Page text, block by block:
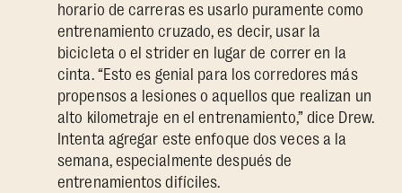
horario de carreras es usarlo puramente como
entrenamiento cruzado, es decir, usar la
bicicleta o el strider en lugar de correr en la
cinta. “Esto es genial para los corredores más
propensos a lesiones o aquellos que realizan un
alto kilometraje en el entrenamiento,” dice Drew.
Intenta agregar este enfoque dos veces a la
semana, especialmente después de
entrenamientos difíciles.